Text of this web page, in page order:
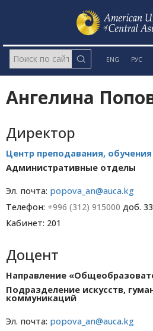
ENG РУС
Ангелина
Директор
Центр преподавания,
Административные отделы
Эл. почта: popova_an@auca.kg
Телефон: +996 (312) 915000 доб.
Кабинет: 201
Доцент
Направление
Подразделение искусств,
коммуникаций
Эл. почта: popova_an@auca.kg